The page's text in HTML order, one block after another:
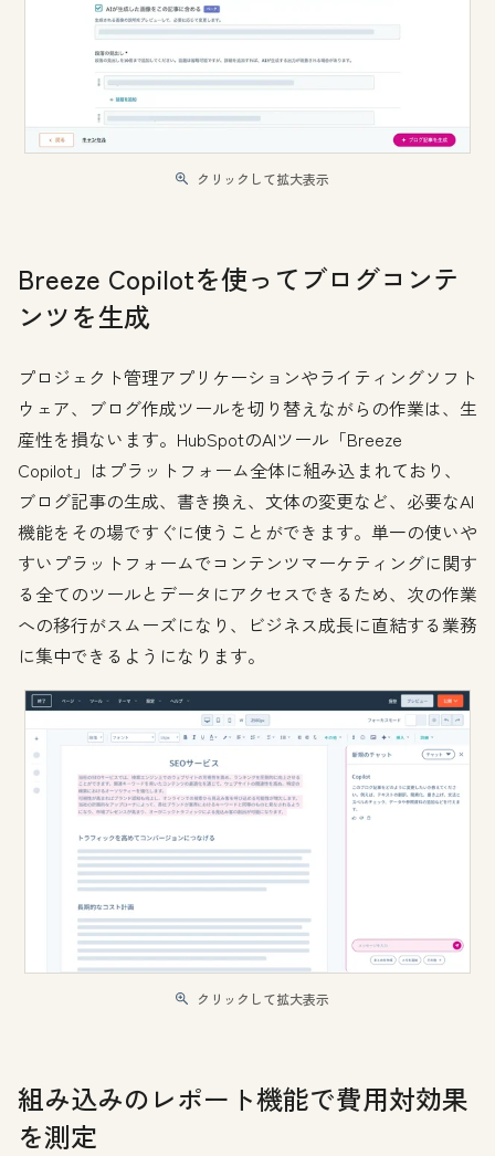
クリックして拡大表示
Breeze Copilotを使ってブログコンテ
ンツを生成
プロジェクト管理アプリケーションやライティングソフト
ウェア、ブログ作成ツールを切り替えながらの作業は、生
産性を損ないます。HubSpotのAIツール「Breeze
Copilot」はプラットフォーム全体に組み込まれており、
ブログ記事の生成、書き換え、文体の変更など、必要なAI
機能をその場ですぐに使うことができます。単一の使いや
すいプラットフォームでコンテンツマーケティングに関す
る全てのツールとデータにアクセスできるため、次の作業
への移行がスムーズになり、ビジネス成長に直結する業務
に集中できるようになります。
クリックして拡大表示
組み込みのレポート機能で費用対効果
を測定